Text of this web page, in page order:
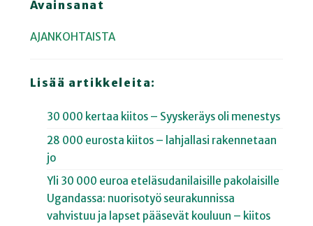
Avainsanat
AJANKOHTAISTA
Lisää artikkeleita:
30 000 kertaa kiitos – Syyskeräys oli menestys
28 000 eurosta kiitos – lahjallasi rakennetaan
jo
Yli 30 000 euroa eteläsudanilaisille pakolaisille
Ugandassa: nuorisotyö seurakunnissa
vahvistuu ja lapset pääsevät kouluun – kiitos